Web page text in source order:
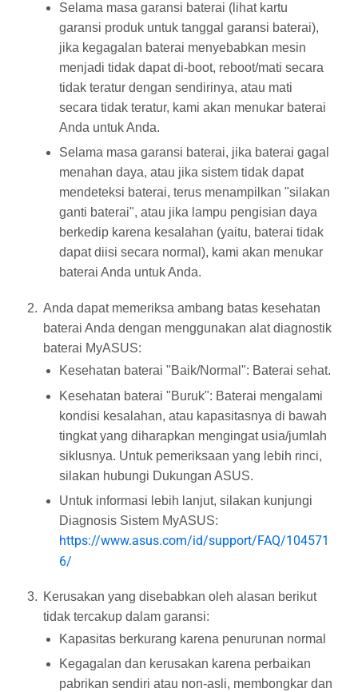
Selama masa garansi baterai (lihat kartu
garansi produk untuk tanggal garansi baterai),
jika kegagalan baterai menyebabkan mesin
menjadi tidak dapat di-boot, reboot/mati secara
tidak teratur dengan sendirinya, atau mati
secara tidak teratur, kami akan menukar baterai
Anda untuk Anda.
Selama masa garansi baterai, jika baterai gagal
menahan daya, atau jika sistem tidak dapat
mendeteksi baterai, terus menampilkan "silakan
ganti baterai", atau jika lampu pengisian daya
berkedip karena kesalahan (yaitu, baterai tidak
dapat diisi secara normal), kami akan menukar
baterai Anda untuk Anda.
Anda dapat memeriksa ambang batas kesehatan
baterai Anda dengan menggunakan alat diagnostik
baterai MyASUS:
Kesehatan baterai "Baik/Normal": Baterai sehat.
Kesehatan baterai "Buruk": Baterai mengalami
kondisi kesalahan, atau kapasitasnya di bawah
tingkat yang diharapkan mengingat usia/jumlah
siklusnya. Untuk pemeriksaan yang lebih rinci,
silakan hubungi Dukungan ASUS.
Untuk informasi lebih lanjut, silakan kunjungi
Diagnosis Sistem MyASUS:
https://www.asus.com/id/support/FAQ/104571
6/
Kerusakan yang disebabkan oleh alasan berikut
tidak tercakup dalam garansi:
Kapasitas berkurang karena penurunan normal
Kegagalan dan kerusakan karena perbaikan
pabrikan sendiri atau non-asli, membongkar dan